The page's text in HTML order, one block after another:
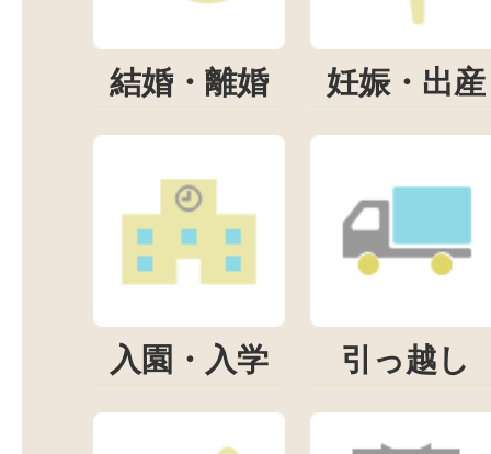
結婚・離婚 妊娠・出産
入園・入学 引っ越し